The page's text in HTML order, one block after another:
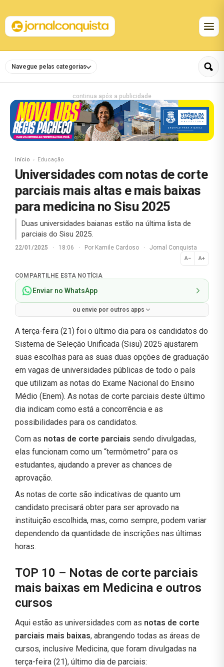
Navegue pelas categorias
continua após a publicidade
Início Educação
Universidades com notas de corte
parciais mais altas e mais baixas
para medicina no Sisu 2025
Duas universidades baianas estão na última lista de
parciais do Sisu 2025.
22/01/2025 · 18:06 · Por Kamile Cardoso · Jornal Conquista
A− A+
Normal
COMPARTILHE ESTA NOTÍCIA
Enviar no WhatsApp
ou envie por outros apps
A terça-feira (21) foi o último dia para os candidatos do
Sistema de Seleção Unificada (Sisu) 2025 ajustarem
suas escolhas para as suas duas opções de graduação
em vagas de universidades públicas de todo o país
que utilizam as notas do Exame Nacional do Ensino
Médio (Enem). As notas de corte parciais deste último
dia indicam como está a concorrência e as
possibilidades para os candidatos.
Com as notas de corte parciais sendo divulgadas,
elas funcionam como um “termômetro” para os
estudantes, ajudando a prever as chances de
aprovação.
As notas de corte são indicativas de quanto um
candidato precisará obter para ser aprovado na
instituição escolhida, mas, como sempre, podem variar
dependendo da quantidade de inscrições nas últimas
horas.
TOP 10 – Notas de corte parciais
mais baixas em Medicina e outros
cursos
Aqui estão as universidades com as notas de corte
parciais mais baixas, abrangendo todas as áreas de
cursos, inclusive Medicina, que foram divulgadas na
terça-feira (21), último dia de parciais: